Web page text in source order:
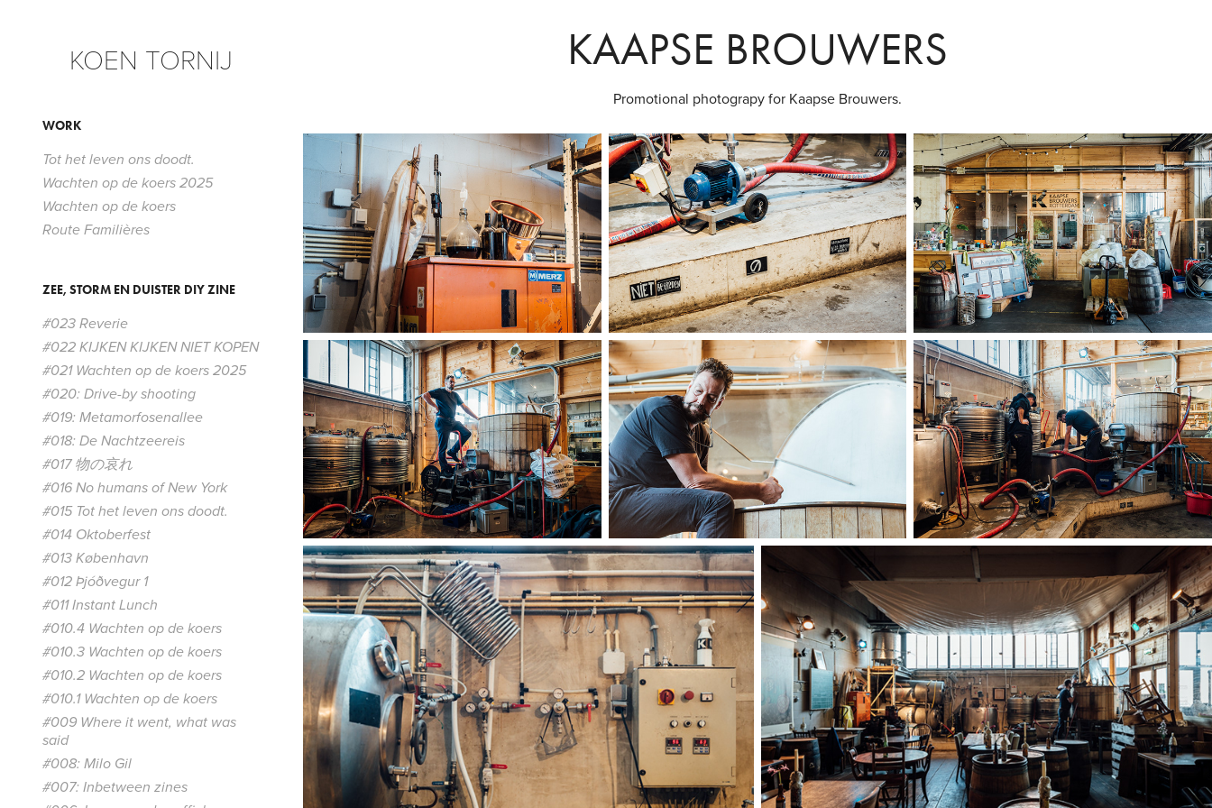
KOEN TORNIJ
WORK
Tot het leven ons doodt.
Wachten op de koers 2025
Wachten op de koers
Route Familières
ZEE, STORM EN DUISTER DIY ZINE
#023 Reverie
#022 KIJKEN KIJKEN NIET KOPEN
#021 Wachten op de koers 2025
#020: Drive-by shooting
#019: Metamorfosenallee
#018: De Nachtzeereis
#017 物の哀れ
#016 No humans of New York
#015 Tot het leven ons doodt.
#014 Oktoberfest
#013 København
#012 Þjóðvegur 1
#011 Instant Lunch
#010.4 Wachten op de koers
#010.3 Wachten op de koers
#010.2 Wachten op de koers
#010.1 Wachten op de koers
#009 Where it went, what was
said
#008: Milo Gil
#007: Inbetween zines
KAAPSE BROUWERS
Promotional photograpy for Kaapse Brouwers.